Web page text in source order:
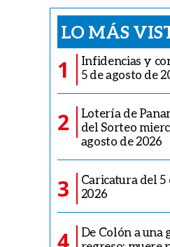
LO MÁS
1
Infidencias y
5 de agosto de
2
Lotería de
del Sorteo
agosto de 2026
3
Caricatura del 5
2026
4
De Colón a una